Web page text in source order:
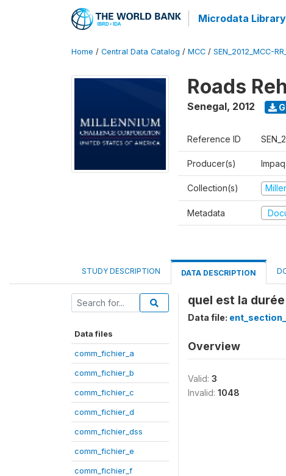
Microdata Library
Home / Central Data Catalog / MCC / SEN_2012_MCC-
Roads
Senegal, 2012
Reference ID
Producer(s)
Collection(s)
Metadata
STUDY DESCRIPTION DATA DESCRIPTION
Data files
comm_fichier_a
comm_fichier_b
comm_fichier_c
comm_fichier_d
comm_fichier_dss
comm_fichier_e
comm_fichier_f
quel est la
Data file:
Overview
Valid: 3
Invalid: 1048